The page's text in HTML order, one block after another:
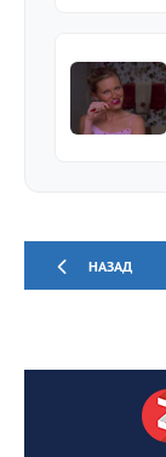
НАЗАД